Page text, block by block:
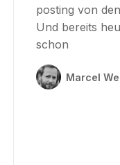
posting von
Und bereits
schon
Marcel